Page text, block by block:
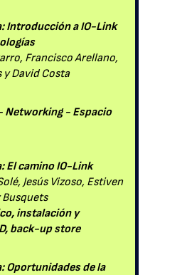
Introducción a IO-Link
Francisco Arellano,
David Costa
Networking - Espacio
El camino IO-Link
Jesús Vizoso, Estiven
Busquets
instalación y
back-up store
Oportunidades de la